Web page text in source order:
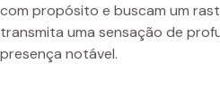
com propósito e buscam um
transmita uma sensação de
presença notável.